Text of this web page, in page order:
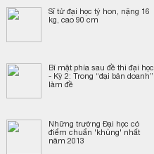
Sĩ tử đại học tý hon, nặng 16
kg, cao 90 cm
Bí mật phía sau đề thi đại học
- Kỳ 2: Trong “đại bản doanh”
làm đề
Những trường Đại học có
điểm chuẩn 'khủng' nhất
năm 2013